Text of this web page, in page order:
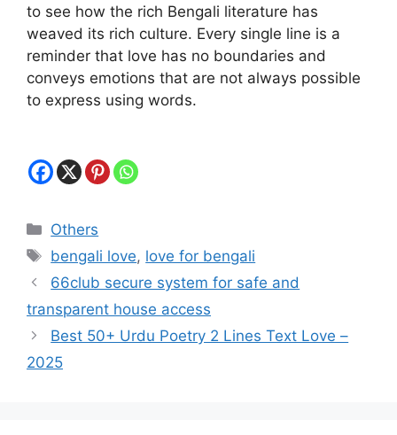
to see how the rich Bengali literature has
weaved its rich culture. Every single line is a
reminder that love has no boundaries and
conveys emotions that are not always possible
to express using words.
Categories
Others
Tags
bengali love, love for bengali
66club secure system for safe and
transparent house access
Best 50+ Urdu Poetry 2 Lines Text Love –
2025